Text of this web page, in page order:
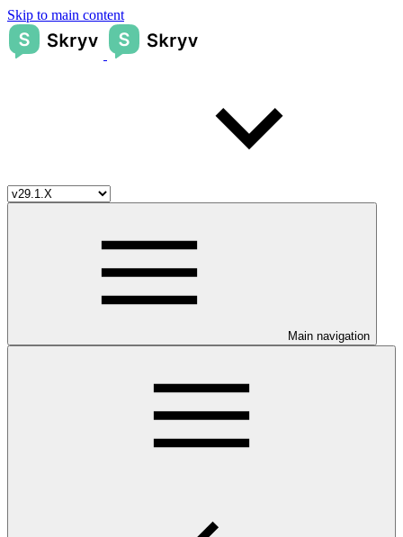
Skip to main content
Main navigation